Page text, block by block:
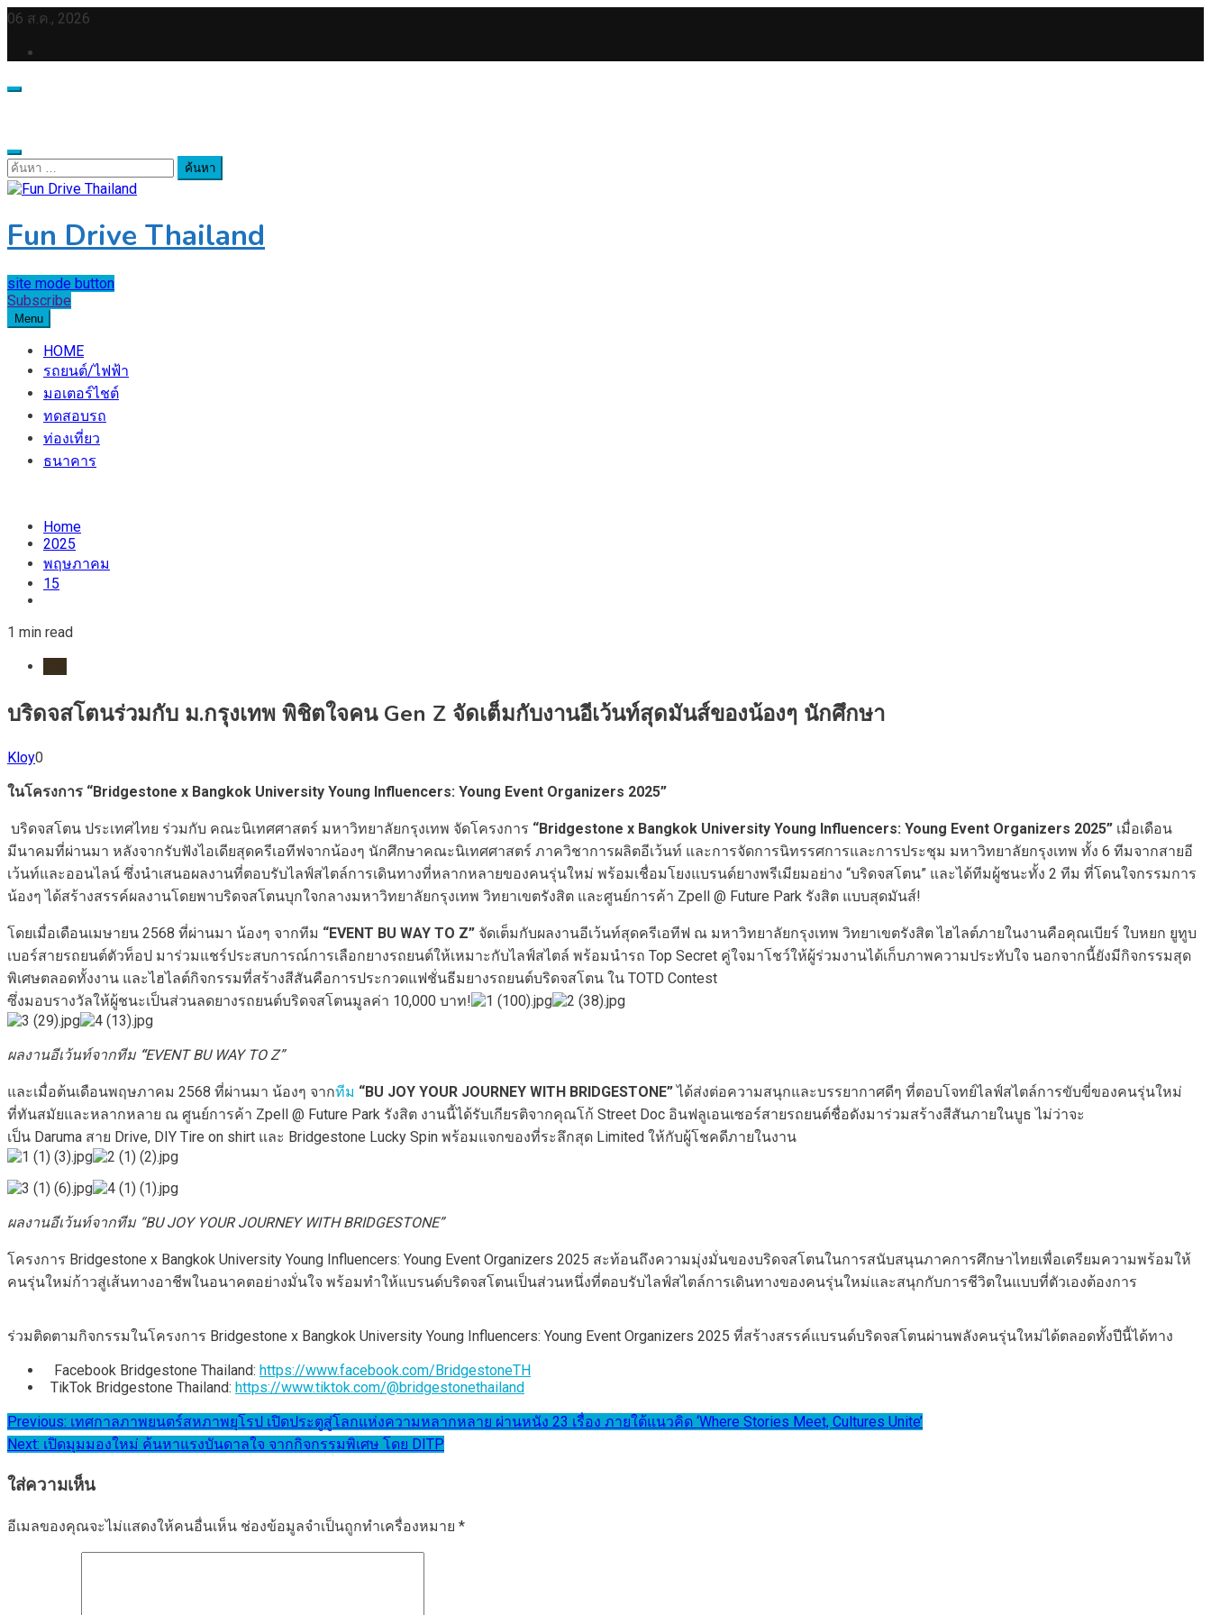
Skip
content
06 ส.ค., 2026
ค้นหา
สำหรับ:
Fun Drive Thailand
site mode button
Subscribe
Menu
HOME
รถยนต์/ไฟฟ้า
มอเตอร์ไชต์
ทดสอบรถ
ท่องเที่ยว
ธนาคาร
Home
2025
พฤษภาคม
15
1 min read
บริดจสโตนร่วมกับ ม.กรุงเทพ พิชิตใจคน Gen Z จัดเต็มกับงานอีเว้นท์สุดมันส์ของน้องๆ นักศึกษา
Kloy0
ในโครงการ “Bridgestone x Bangkok University Young Influencers: Young Event Organizers 2025”
บริดจสโตน ประเทศไทย ร่วมกับ คณะนิเทศศาสตร์ มหาวิทยาลัยกรุงเทพ จัดโครงการ “Bridgestone x Bangkok University Young Influencers: Young Event Organizers 2025” เมื่อเดือน
มีนาคมที่ผ่านมา หลังจากรับฟังไอเดียสุดครีเอทีฟจากน้องๆ นักศึกษาคณะนิเทศศาสตร์ ภาควิชาการผลิตอีเว้นท์ และการจัดการนิทรรศการและการประชุม มหาวิทยาลัยกรุงเทพ ทั้ง 6 ทีมจากสายอี
เว้นท์และออนไลน์ ซึ่งนำเสนอผลงานที่ตอบรับไลฟ์สไตล์การเดินทางที่หลากหลายของคนรุ่นใหม่ พร้อมเชื่อมโยงแบรนด์ยางพรีเมียมอย่าง “บริดจสโตน” และได้ทีมผู้ชนะทั้ง 2 ทีม ที่โดนใจกรรมการ
น้องๆ ได้สร้างสรรค์ผลงานโดยพาบริดจสโตนบุกใจกลางมหาวิทยาลัยกรุงเทพ วิทยาเขตรังสิต และศูนย์การค้า Zpell @ Future Park รังสิต แบบสุดมันส์!
โดยเมื่อเดือนเมษายน 2568 ที่ผ่านมา น้องๆ จากทีม “EVENT BU WAY TO Z” จัดเต็มกับผลงานอีเว้นท์สุดครีเอทีฟ ณ มหาวิทยาลัยกรุงเทพ วิทยาเขตรังสิต ไฮไลต์ภายในงานคือคุณเบียร์ ใบหยก ยูทูบ
เบอร์สายรถยนต์ตัวท็อป มาร่วมแชร์ประสบการณ์การเลือกยางรถยนต์ให้เหมาะกับไลฟ์สไตล์ พร้อมนำรถ Top Secret คู่ใจมาโชว์ให้ผู้ร่วมงานได้เก็บภาพความประทับใจ นอกจากนี้ยังมีกิจกรรมสุด
พิเศษตลอดทั้งงาน และไฮไลต์กิจกรรมที่สร้างสีสันคือการประกวดแฟชั่นธีมยางรถยนต์บริดจสโตน ใน TOTD Contest
ซึ่งมอบรางวัลให้ผู้ชนะเป็นส่วนลดยางรถยนต์บริดจสโตนมูลค่า 10,000 บาท!
ผลงานอีเว้นท์จากทีม “EVENT BU WAY TO Z”
และเมื่อต้นเดือนพฤษภาคม 2568 ที่ผ่านมา น้องๆ จากทีม “BU JOY YOUR JOURNEY WITH BRIDGESTONE”ได้ส่งต่อความสนุกและบรรยากาศดีๆ ที่ตอบโจทย์ไลฟ์สไตล์การขับขี่ของคนรุ่นใหม่
ที่ทันสมัยและหลากหลาย ณ ศูนย์การค้า Zpell @ Future Park รังสิต งานนี้ได้รับเกียรติจากคุณโก้ Street Doc อินฟลูเอนเซอร์สายรถยนต์ชื่อดังมาร่วมสร้างสีสันภายในบูธ ไม่ว่าจะ
เป็น Daruma สาย Drive, DIY Tire on shirt และ Bridgestone Lucky Spin พร้อมแจกของที่ระลึกสุด Limited ให้กับผู้โชคดีภายในงาน
ผลงานอีเว้นท์จากทีม “BU JOY YOUR JOURNEY WITH BRIDGESTONE”
โครงการ Bridgestone x Bangkok University Young Influencers: Young Event Organizers 2025 สะท้อนถึงความมุ่งมั่นของบริดจสโตนในการสนับสนุนภาคการศึกษาไทยเพื่อเตรียมความพร้อมให้
คนรุ่นใหม่ก้าวสู่เส้นทางอาชีพในอนาคตอย่างมั่นใจ พร้อมทำให้แบรนด์บริดจสโตนเป็นส่วนหนึ่งที่ตอบรับไลฟ์สไตล์การเดินทางของคนรุ่นใหม่และสนุกกับการชีวิตในแบบที่ตัวเองต้องการ
ร่วมติดตามกิจกรรมในโครงการ Bridgestone x Bangkok University Young Influencers: Young Event Organizers 2025 ที่สร้างสรรค์แบรนด์บริดจสโตนผ่านพลังคนรุ่นใหม่ได้ตลอดทั้งปีนี้ได้ทาง
Facebook Bridgestone Thailand: https://www.facebook.com/BridgestoneTH
TikTok Bridgestone Thailand: https://www.tiktok.com/@bridgestonethailand
แนะแนว
เรื่อง
Previous: เทศกาลภาพยนตร์สหภาพยุโรป เปิดประตูสู่โลกแห่งความหลากหลาย ผ่านหนัง 23 เรื่อง ภายใต้แนวคิด ‘Where Stories Meet, Cultures Unite’
Next: เปิดมุมมองใหม่ ค้นหาแรงบันดาลใจ จากกิจกรรมพิเศษ โดย DITP
ใส่ความเห็น
อีเมลของคุณจะไม่แสดงให้คนอื่นเห็น ช่องข้อมูลจำเป็นถูกทำเครื่องหมาย *